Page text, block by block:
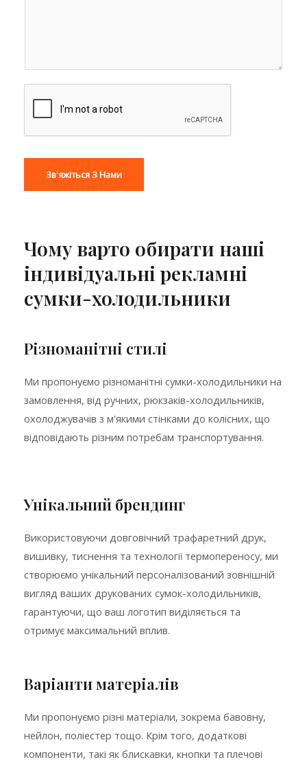
Чому варто обирати наші
індивідуальні рекламні
сумки-холодильники
Різноманітні стилі
Ми пропонуємо різноманітні сумки-холодильники на
замовлення, від ручних, рюкзаків-холодильників,
охолоджувачів з м'якими стінками до колісних, що
відповідають різним потребам транспортування.
Унікальний брендинг
Використовуючи довговічний трафаретний друк,
вишивку, тиснення та технології термопереносу, ми
створюємо унікальний персоналізований зовнішній
вигляд ваших друкованих сумок-холодильників,
гарантуючи, що ваш логотип виділяється та
отримує максимальний вплив.
Варіанти матеріалів
Ми пропонуємо різні матеріали, зокрема бавовну,
нейлон, поліестер тощо. Крім того, додаткові
компоненти, такі як блискавки, кнопки та плечові
Зв'яжіться З Нами